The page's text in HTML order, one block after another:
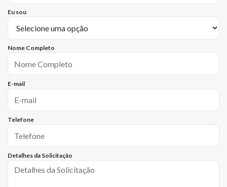
Eu sou
Nome Completo
E-mail
Telefone
Detalhes da Solicitação